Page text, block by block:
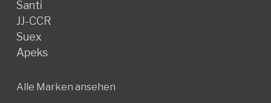
Santi
JJ-CCR
Suex
Apeks
Alle Marken ansehen